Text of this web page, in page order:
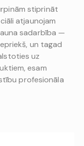
stiprināt
atjaunojam
sadarbība —
un tagad
uz
esam
profesionāla